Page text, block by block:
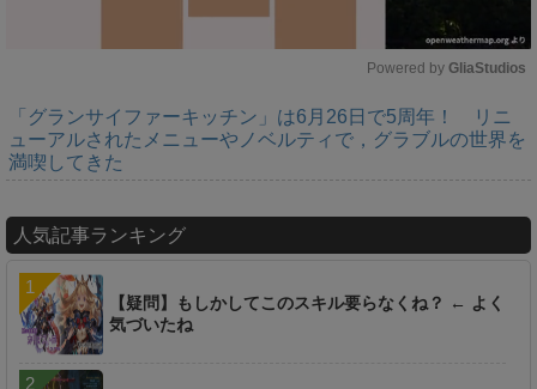
M
u
Powered by GliaStudios
「グランサイファーキッチン」は6月26日で5周年！ リニ
ューアルされたメニューやノベルティで，グラブルの世界を
満喫してきた
人気記事ランキング
【疑問】もしかしてこのスキル要らなくね？ ← よく
気づいたね